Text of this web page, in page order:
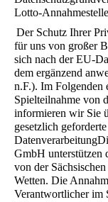
Lotto-Annahmestelle
Der Schutz Ihrer
für uns von großer
sich nach der EU-
dem ergänzend
n.F.). Im Folgen­den
Spielteilnahme von
infor­mieren wir Sie
gesetzlich
Datenverarbeitung
GmbH unterstützen
von der
Wetten. Die
Verantwortlicher im